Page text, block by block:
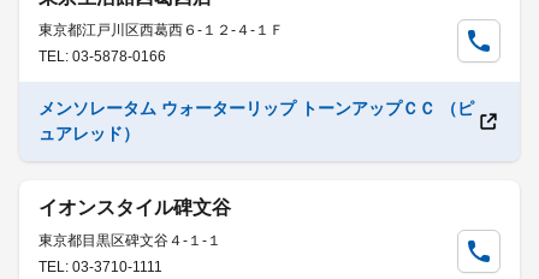
東京都江戸川区西葛西６-１２-４-１Ｆ
TEL: 03-5878-0166
メンソレータム ウォーターリップ トーンアップＣＣ （ピ
ュアレッド）
イオンスタイル碑文谷
東京都目黒区碑文谷４-１-１
TEL: 03-3710-1111